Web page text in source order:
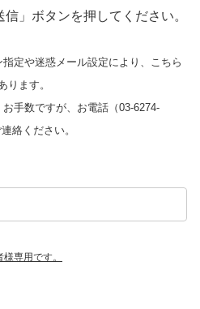
」ボタンを押してください。
定や迷惑メール設定により、こちら
ります。
手数ですが、お電話（03-6274-
絡ください。
専用です。